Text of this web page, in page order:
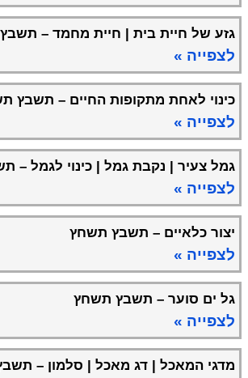
גזע של חיית בית | חיית מחמד –
לצפייה »
כינוי לאחת מתקופות החיים – תשבץ
לצפייה »
גמל צעיר | נקבת גמל | כינוי לגמל –
לצפייה »
יצור כלאיים – תשבץ תשחץ
לצפייה »
גל ים סוער – תשבץ תשחץ
לצפייה »
מדגי המאכל | דג מאכל | סלמון –